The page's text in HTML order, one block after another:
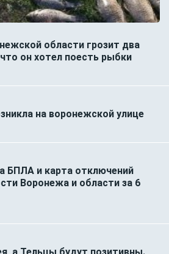
области грозит два
он хотел поесть рыбки
на воронежской улице
БПЛА и карта отключений
Воронежа и области за 6
а Тельцы будут позитивны.